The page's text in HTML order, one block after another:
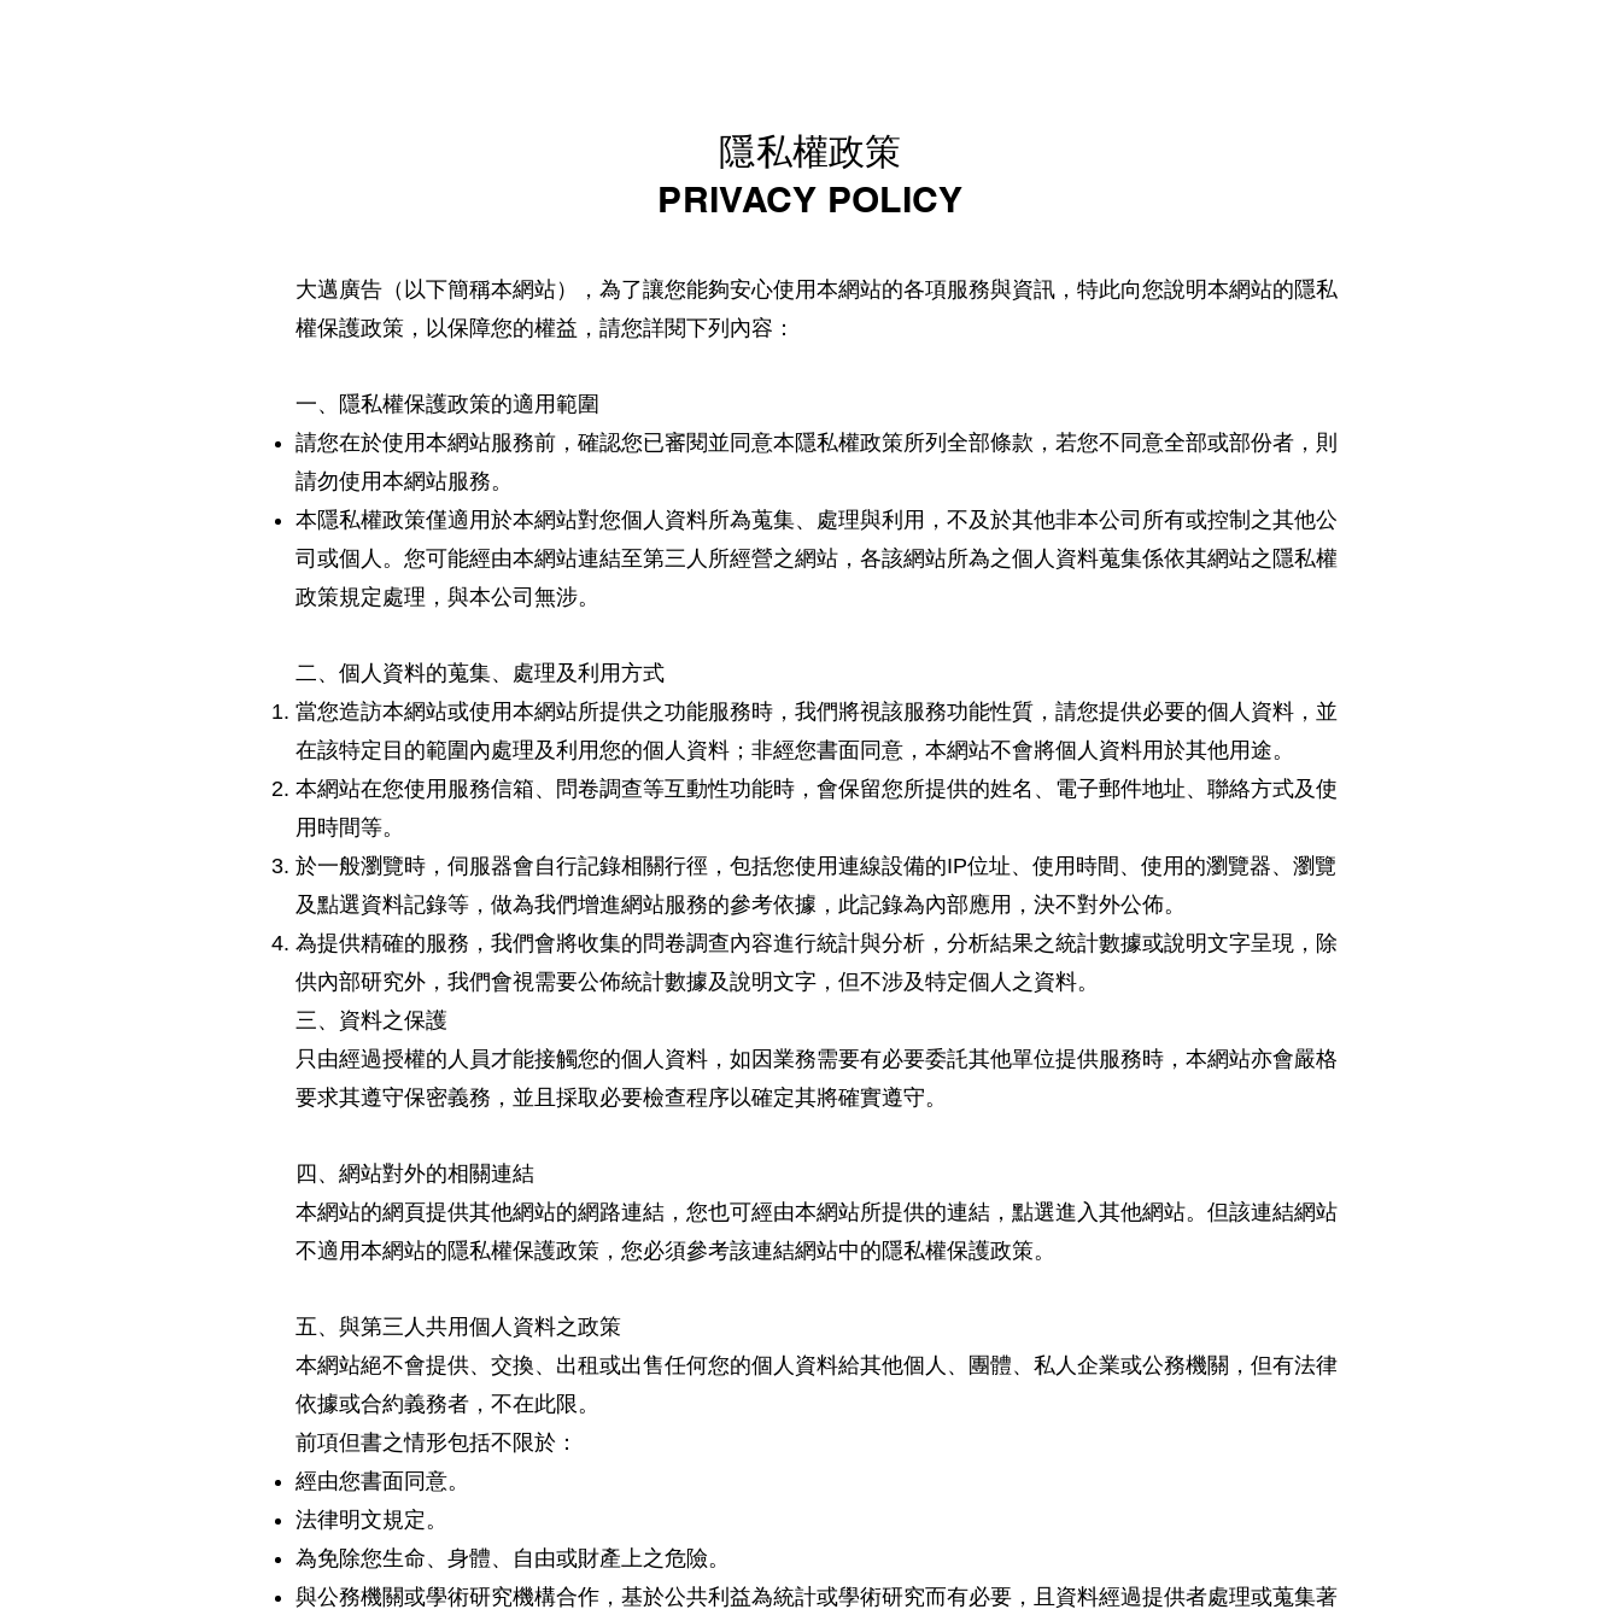
隱私權政策
PRIVACY POLICY
大邁廣告（以下簡稱本網站），為了讓您能夠安心使用本網站的各項服務與資訊，特此向您說明本網站的隱私
權保護政策，以保障您的權益，請您詳閱下列內容：
一、隱私權保護政策的適用範圍
請您在於使用本網站服務前，確認您已審閱並同意本隱私權政策所列全部條款，若您不同意全部或部份者，則
請勿使用本網站服務。
本隱私權政策僅適用於本網站對您個人資料所為蒐集、處理與利用，不及於其他非本公司所有或控制之其他公
司或個人。您可能經由本網站連結至第三人所經營之網站，各該網站所為之個人資料蒐集係依其網站之隱私權
政策規定處理，與本公司無涉。
二、個人資料的蒐集、處理及利用方式
當您造訪本網站或使用本網站所提供之功能服務時，我們將視該服務功能性質，請您提供必要的個人資料，並
在該特定目的範圍內處理及利用您的個人資料；非經您書面同意，本網站不會將個人資料用於其他用途。
本網站在您使用服務信箱、問卷調查等互動性功能時，會保留您所提供的姓名、電子郵件地址、聯絡方式及使
用時間等。
於一般瀏覽時，伺服器會自行記錄相關行徑，包括您使用連線設備的IP位址、使用時間、使用的瀏覽器、瀏覽
及點選資料記錄等，做為我們增進網站服務的參考依據，此記錄為內部應用，決不對外公佈。
為提供精確的服務，我們會將收集的問卷調查內容進行統計與分析，分析結果之統計數據或說明文字呈現，除
供內部研究外，我們會視需要公佈統計數據及說明文字，但不涉及特定個人之資料。
三、資料之保護
只由經過授權的人員才能接觸您的個人資料，如因業務需要有必要委託其他單位提供服務時，本網站亦會嚴格
要求其遵守保密義務，並且採取必要檢查程序以確定其將確實遵守。
四、網站對外的相關連結
本網站的網頁提供其他網站的網路連結，您也可經由本網站所提供的連結，點選進入其他網站。但該連結網站
不適用本網站的隱私權保護政策，您必須參考該連結網站中的隱私權保護政策。
五、與第三人共用個人資料之政策
本網站絕不會提供、交換、出租或出售任何您的個人資料給其他個人、團體、私人企業或公務機關，但有法律
依據或合約義務者，不在此限。
前項但書之情形包括不限於：
經由您書面同意。
法律明文規定。
為免除您生命、身體、自由或財產上之危險。
與公務機關或學術研究機構合作，基於公共利益為統計或學術研究而有必要，且資料經過提供者處理或蒐集著